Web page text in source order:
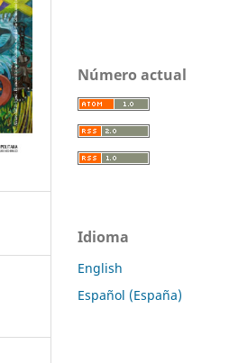
Número actual
Idioma
English
Español (España)